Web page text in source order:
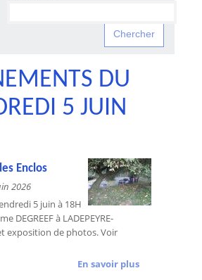
DU
5 JUIN
Enclos
2026
5 juin à 18H
DEGREEF à LADEPEYRE-
exposition de photos. Voir
En savoir plus